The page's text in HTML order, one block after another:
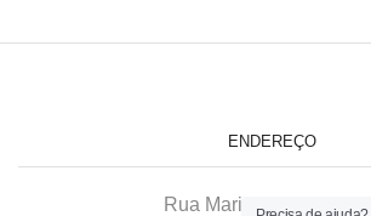
ENDEREÇO
Rua Maria Afonso, 166-A